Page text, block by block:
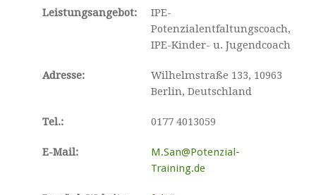
Leistungsangebot:
IPE-
Potenzialentfaltungscoach,
IPE-Kinder- u. Jugendcoach
Adresse:
Wilhelmstraße 133, 10963
Berlin, Deutschland
Tel.: 0177 4013059
E-Mail:
M.San@Potenzial-
Training.de